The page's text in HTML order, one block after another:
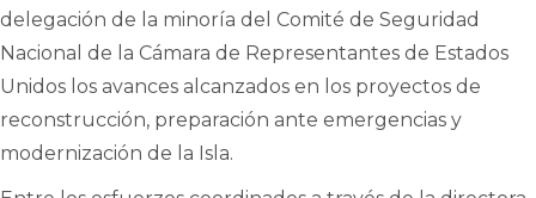
delegación de la minoría del Comité de Seguridad
Nacional de la Cámara de Representantes de Estados
Unidos los avances alcanzados en los proyectos de
reconstrucción, preparación ante emergencias y
modernización de la Isla.